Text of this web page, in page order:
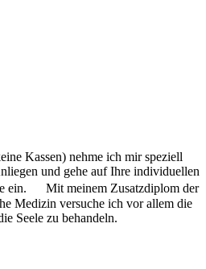
Kassen) nehme ich mir speziell
und gehe auf Ihre individuellen
ein. Mit meinem Zusatzdiplom der
Medizin versuche ich vor allem die
Seele zu behandeln.